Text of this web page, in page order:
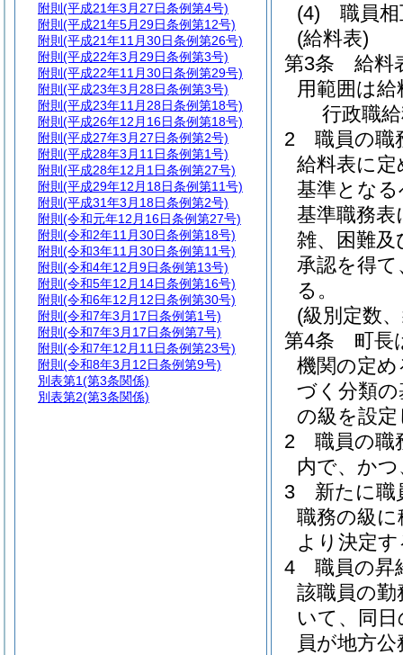
(4)
職員
(給料表)
第3条
給料
用範囲は
行政職
2
職員の職
給料表に
基準とな
基準職務
雑、困難
承認を得
る。
(級別定数
第4条
町長
機関の定
づく分類
の級を設
2
職員の職
内で、か
3
新たに職
職務の級
より決定
4
職員の昇
該職員の
いて、同
員が地方
附則 (平成21年3月27日条例第4号)
附則 (平成21年5月29日条例第12号)
附則 (平成21年11月30日条例第26号)
附則 (平成22年3月29日条例第3号)
附則 (平成22年11月30日条例第29号)
附則 (平成23年3月28日条例第3号)
附則 (平成23年11月28日条例第18号)
附則 (平成26年12月16日条例第18号)
附則 (平成27年3月27日条例第2号)
附則 (平成28年3月11日条例第1号)
附則 (平成28年12月1日条例第27号)
附則 (平成29年12月18日条例第11号)
附則 (平成31年3月18日条例第2号)
附則 (令和元年12月16日条例第27号)
附則 (令和2年11月30日条例第18号)
附則 (令和3年11月30日条例第11号)
附則 (令和4年12月9日条例第13号)
附則 (令和5年12月14日条例第16号)
附則 (令和6年12月12日条例第30号)
附則 (令和7年3月17日条例第1号)
附則 (令和7年3月17日条例第7号)
附則 (令和7年12月11日条例第23号)
附則 (令和8年3月12日条例第9号)
別表第1(第3条関係)
別表第2(第3条関係)